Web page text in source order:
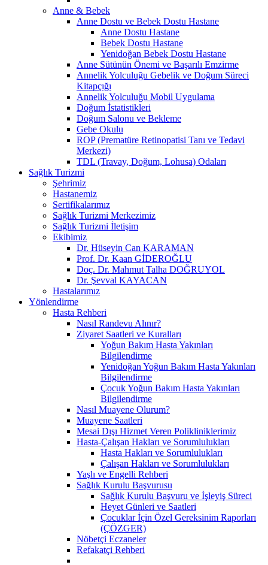
Anne & Bebek
Anne Dostu ve Bebek Dostu Hastane
Anne Dostu Hastane
Bebek Dostu Hastane
Yenidoğan Bebek Dostu Hastane
Anne Sütünün Önemi ve Başarılı Emzirme
Annelik Yolculuğu Gebelik ve Doğum Süreci
Kitapçığı
Annelik Yolculuğu Mobil Uygulama
Doğum İstatistikleri
Doğum Salonu ve Bekleme
Gebe Okulu
ROP (Prematüre Retinopatisi Tanı ve Tedavi
Merkezi)
TDL (Travay, Doğum, Lohusa) Odaları
Sağlık Turizmi
Şehrimiz
Hastanemiz
Sertifikalarımız
Sağlık Turizmi Merkezimiz
Sağlık Turizmi İletişim
Ekibimiz
Dr. Hüseyin Can KARAMAN
Prof. Dr. Kaan GİDEROĞLU
Doç. Dr. Mahmut Talha DOĞRUYOL
Dr. Şevval KAYACAN
Hastalarımız
Yönlendirme
Hasta Rehberi
Nasıl Randevu Alınır?
Ziyaret Saatleri ve Kuralları
Yoğun Bakım Hasta Yakınları
Bilgilendirme
Yenidoğan Yoğun Bakım Hasta Yakınları
Bilgilendirme
Çocuk Yoğun Bakım Hasta Yakınları
Bilgilendirme
Nasıl Muayene Olurum?
Muayene Saatleri
Mesai Dışı Hizmet Veren Polikliniklerimiz
Hasta-Çalışan Hakları ve Sorumlulukları
Hasta Hakları ve Sorumlulukları
Çalışan Hakları ve Sorumlulukları
Yaşlı ve Engelli Rehberi
Sağlık Kurulu Başvurusu
Sağlık Kurulu Başvuru ve İşleyiş Süreci
Heyet Günleri ve Saatleri
Çocuklar İçin Özel Gereksinim Raporları
(ÇÖZGER)
Nöbetçi Eczaneler
Refakatçi Rehberi